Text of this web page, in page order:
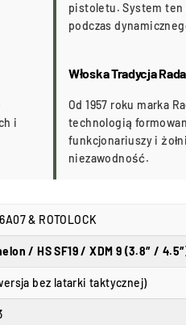
pistoletu. System ten
podczas
i
Włoska Tradycja
Od 1957 roku marka
technologią
funkcjonariuszy i
niezawodność.
& ROTOLOCK
/ HS SF19 / XDM 9 (3.8″ /
bez latarki taktycznej)